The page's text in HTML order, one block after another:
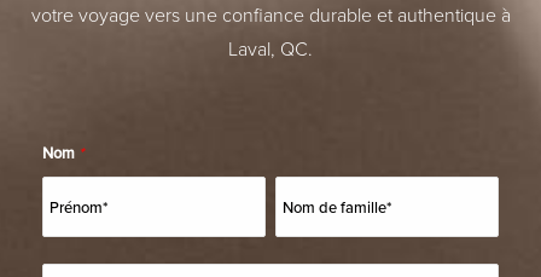
votre voyage vers une confiance durable et authentique à
Laval, QC.
Nom *